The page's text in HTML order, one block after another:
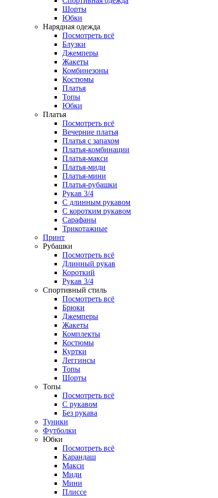
Шорты
Юбки
Нарядная одежда
Посмотреть всё
Блузки
Джемперы
Жакеты
Комбинезоны
Костюмы
Платья
Топы
Юбки
Платья
Посмотреть всё
Вечерние платья
Платья с запахом
Платья-комбинации
Платья-макси
Платья-миди
Платья-мини
Платья-рубашки
Рукав 3/4
С длинным рукавом
С коротким рукавом
Сарафаны
Трикотажные
Принт
Рубашки
Посмотреть всё
Длинный рукав
Короткий
Рукав 3/4
Спортивный стиль
Посмотреть всё
Брюки
Джемперы
Жакеты
Комплекты
Костюмы
Куртки
Леггинсы
Топы
Шорты
Топы
Посмотреть всё
C рукавом
Без рукава
Туники
Футболки
Юбки
Посмотреть всё
Карандаш
Макси
Миди
Мини
Плиссе